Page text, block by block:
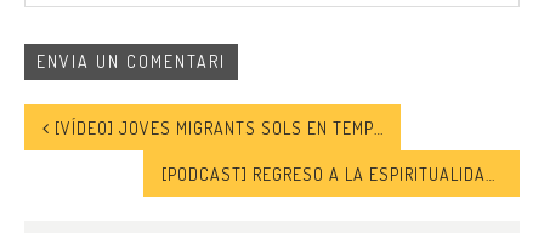
[VÍDEO] JOVES MIGRANTS SOLS EN TEMPS DE COVID 19